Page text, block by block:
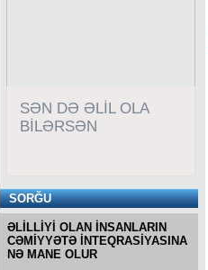
SƏN DƏ ƏLİL OLA
BİLƏRSƏN
SORĞU
ƏLİLLİYİ OLAN İNSANLARIN
CƏMİYYƏTƏ İNTEQRASİYASINA
NƏ MANE OLUR